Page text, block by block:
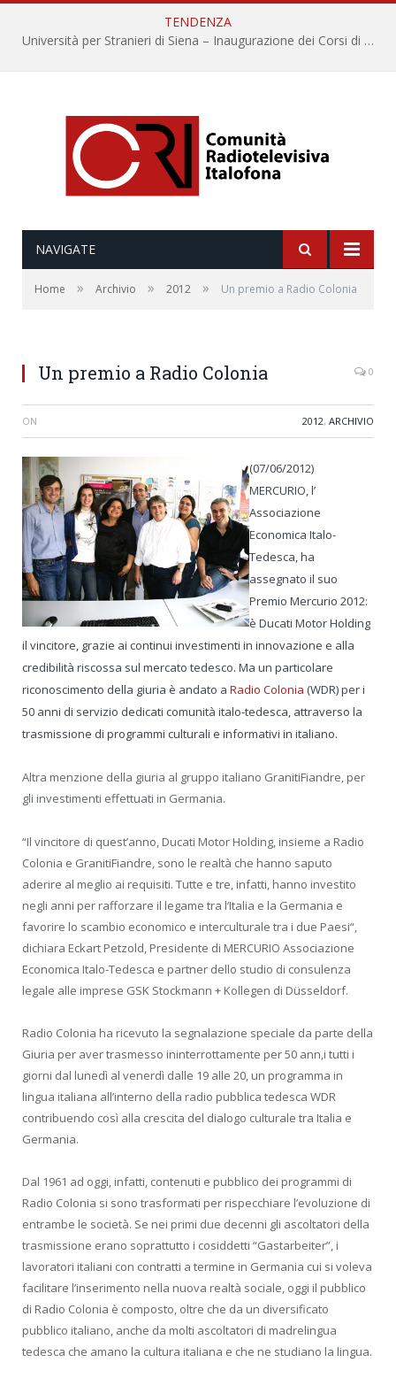
TENDENZA
Università per Stranieri di Siena – Inaugurazione dei Corsi di Lingua e Cultura Italiana, 109a annata
NAVIGATE
Home » Archivio » 2012 » Un premio a Radio Colonia
Un premio a Radio Colonia 0
ON 2012, ARCHIVIO
(07/06/2012)
MERCURIO, l’
Associazione
Economica Italo-
Tedesca, ha
assegnato il suo
Premio Mercurio 2012:
è Ducati Motor Holding
il vincitore, grazie ai continui investimenti in innovazione e alla
credibilità riscossa sul mercato tedesco. Ma un particolare
riconoscimento della giuria è andato a Radio Colonia (WDR) per i
50 anni di servizio dedicati comunità italo-tedesca, attraverso la
trasmissione di programmi culturali e informativi in italiano.
Altra menzione della giuria al gruppo italiano GranitiFiandre, per
gli investimenti effettuati in Germania.
“Il vincitore di quest’anno, Ducati Motor Holding, insieme a Radio
Colonia e GranitiFiandre, sono le realtà che hanno saputo
aderire al meglio ai requisiti. Tutte e tre, infatti, hanno investito
negli anni per rafforzare il legame tra l’Italia e la Germania e
favorire lo scambio economico e interculturale tra i due Paesi“,
dichiara Eckart Petzold, Presidente di MERCURIO Associazione
Economica Italo-Tedesca e partner dello studio di consulenza
legale alle imprese GSK Stockmann + Kollegen di Düsseldorf.
Radio Colonia ha ricevuto la segnalazione speciale da parte della
Giuria per aver trasmesso ininterrottamente per 50 ann,i tutti i
giorni dal lunedì al venerdì dalle 19 alle 20, un programma in
lingua italiana all’interno della radio pubblica tedesca WDR
contribuendo così alla crescita del dialogo culturale tra Italia e
Germania.
Dal 1961 ad oggi, infatti, contenuti e pubblico dei programmi di
Radio Colonia si sono trasformati per rispecchiare l’evoluzione di
entrambe le società. Se nei primi due decenni gli ascoltatori della
trasmissione erano soprattutto i cosiddetti “Gastarbeiter”, i
lavoratori italiani con contratti a termine in Germania cui si voleva
facilitare l’inserimento nella nuova realtà sociale, oggi il pubblico
di Radio Colonia è composto, oltre che da un diversificato
pubblico italiano, anche da molti ascoltatori di madrelingua
tedesca che amano la cultura italiana e che ne studiano la lingua.